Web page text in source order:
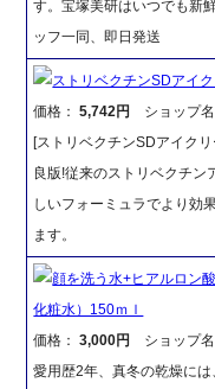
す。宝塚美研はいつでも新
ッフ一同、即日発送
ストリベクチンSDアイ
価格：5,742円
ショップ名
[ストリベクチンSDアイク
良版!従来のストリベクチン
しいフォーミュラでより効
ます。
顔を洗う水+ヒアルロン
化粧水）150ｍｌ
価格：3,000円
ショップ
愛用歴2年、真冬の乾燥に